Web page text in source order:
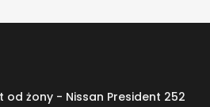
od żony - Nissan President 252